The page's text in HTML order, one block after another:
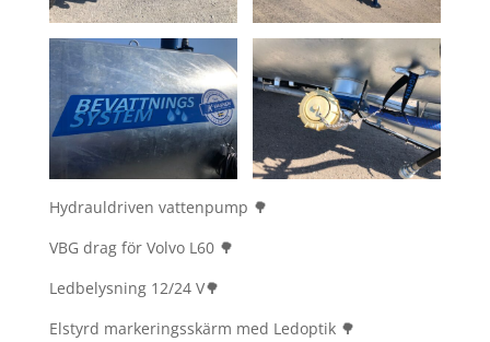
Hydrauldriven vattenpump 🌳
VBG drag för Volvo L60 🌳
Ledbelysning 12/24 V🌳
Elstyrd markeringsskärm med Ledoptik 🌳